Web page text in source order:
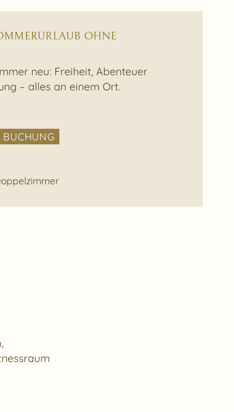
OHNE
neu: Freiheit, Abenteuer
– alles an einem Ort.
BUCHUNG